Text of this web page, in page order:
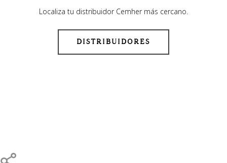
Localiza tu distribuidor Cemher más cercano.
DISTRIBUIDORES